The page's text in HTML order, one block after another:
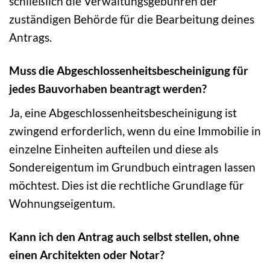
zuständigen Behörde für die Bearbeitung deines
Antrags.
Muss die Abgeschlossenheitsbescheinigung für
jedes Bauvorhaben beantragt werden?
Ja, eine Abgeschlossenheitsbescheinigung ist
zwingend erforderlich, wenn du eine Immobilie in
einzelne Einheiten aufteilen und diese als
Sondereigentum im Grundbuch eintragen lassen
möchtest. Dies ist die rechtliche Grundlage für
Wohnungseigentum.
Kann ich den Antrag auch selbst stellen, ohne
einen Architekten oder Notar?